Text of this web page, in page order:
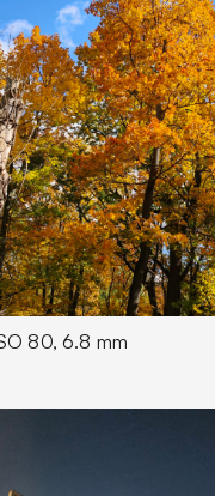
80, 6.8 mm